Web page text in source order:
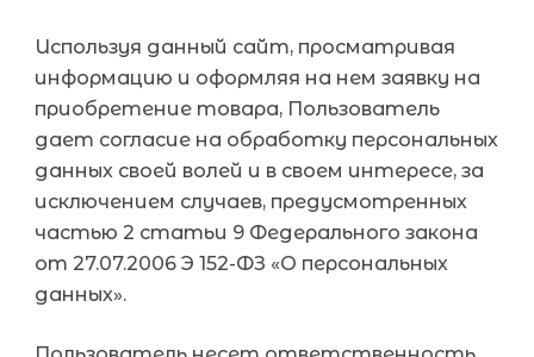
Используя данный сайт, просматривая
информацию и оформляя на нем заявку на
приобретение товара, Пользователь
дает согласие на обработку персональных
данных своей волей и в своем интересе, за
исключением случаев, предусмотренных
частью 2 статьи 9 Федерального закона
от 27.07.2006 Э 152-ФЗ «О персональных
данных».